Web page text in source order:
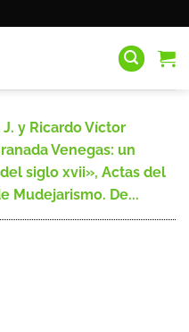
J. y Ricardo Víctor
Venegas: un
siglo xvii», Actas del
Mudejarismo. De...